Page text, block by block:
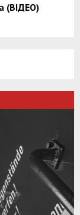
(ВІДЕО)